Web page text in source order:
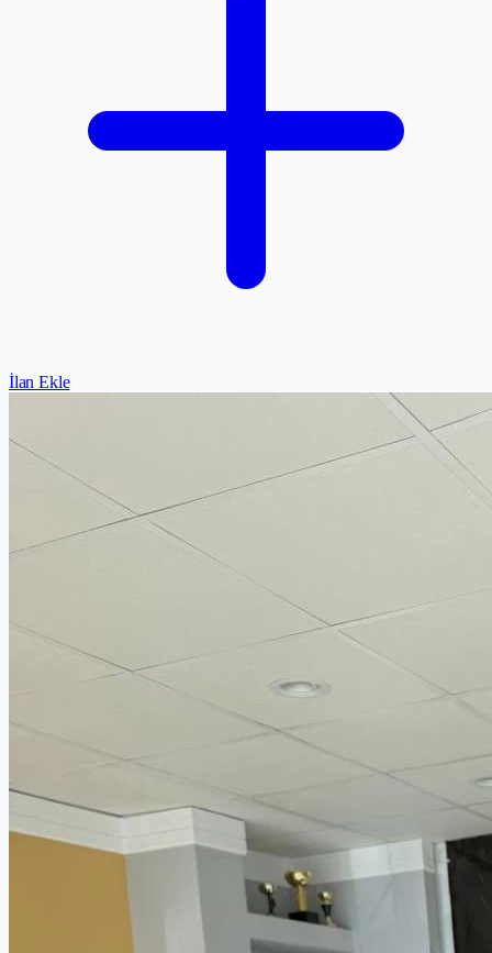
İlan Ekle